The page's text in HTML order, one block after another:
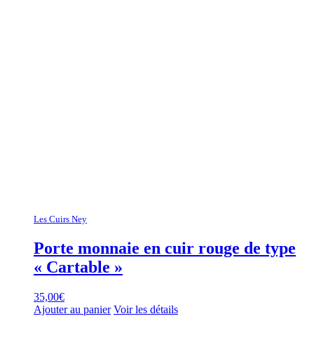
Les Cuirs Ney
Porte monnaie en cuir rouge de type
« Cartable »
35,00€
Ajouter au panier Voir les détails